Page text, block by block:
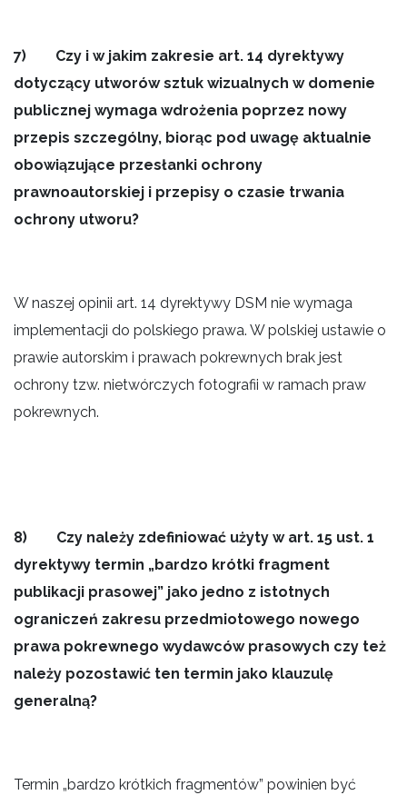
7) Czy i w jakim zakresie art. 14 dyrektywy
dotyczący utworów sztuk wizualnych w domenie
publicznej wymaga wdrożenia poprzez nowy
przepis szczególny, biorąc pod uwagę aktualnie
obowiązujące przesłanki ochrony
prawnoautorskiej i przepisy o czasie trwania
ochrony utworu?
W naszej opinii art. 14 dyrektywy DSM nie wymaga
implementacji do polskiego prawa. W polskiej ustawie o
prawie autorskim i prawach pokrewnych brak jest
ochrony tzw. nietwórczych fotografii w ramach praw
pokrewnych.
8) Czy należy zdefiniować użyty w art. 15 ust. 1
dyrektywy termin „bardzo krótki fragment
publikacji prasowej” jako jedno z istotnych
ograniczeń zakresu przedmiotowego nowego
prawa pokrewnego wydawców prasowych czy też
należy pozostawić ten termin jako klauzulę
generalną?
Termin „bardzo krótkich fragmentów” powinien być